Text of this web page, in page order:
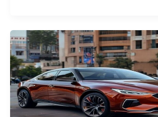
अप्रैल
की
बड़ी
खबरें
और
राजनीति
का
पारा